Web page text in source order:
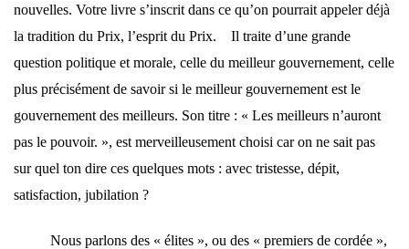
nouvelles. Votre livre s’inscrit dans ce qu’on pourrait appeler déjà
la tradition du Prix, l’esprit du Prix. Il traite d’une grande
question politique et morale, celle du meilleur gouvernement, celle
plus précisément de savoir si le meilleur gouvernement est le
gouvernement des meilleurs. Son titre : « Les meilleurs n’auront
pas le pouvoir. », est merveilleusement choisi car on ne sait pas
sur quel ton dire ces quelques mots : avec tristesse, dépit,
satisfaction, jubilation ?
Nous parlons des « élites », ou des « premiers de cordée »,